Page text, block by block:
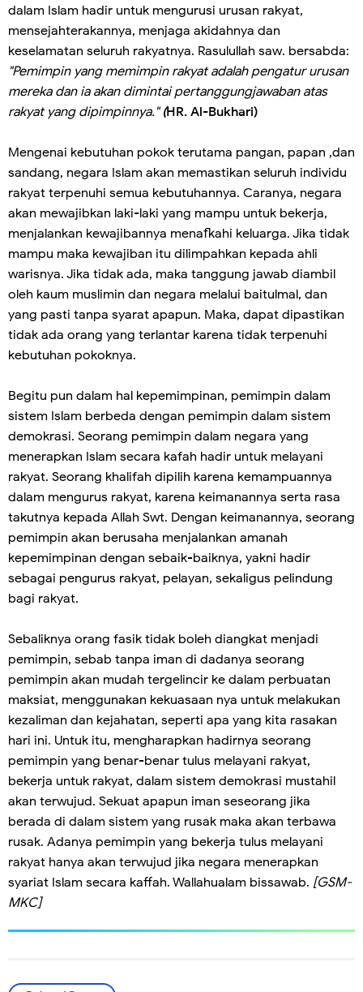
dalam Islam hadir untuk mengurusi urusan rakyat,
mensejahterakannya, menjaga akidahnya dan
keselamatan seluruh rakyatnya. Rasulullah saw. bersabda:
"Pemimpin yang memimpin rakyat adalah pengatur urusan
mereka dan ia akan dimintai pertanggungjawaban atas
rakyat yang dipimpinnya."(HR. Al-Bukhari)
Mengenai kebutuhan pokok terutama pangan, papan ,dan
sandang, negara Islam akan memastikan seluruh individu
rakyat terpenuhi semua kebutuhannya. Caranya, negara
akan mewajibkan laki-laki yang mampu untuk bekerja,
menjalankan kewajibannya menafkahi keluarga. Jika tidak
mampu maka kewajiban itu dilimpahkan kepada ahli
warisnya. Jika tidak ada, maka tanggung jawab diambil
oleh kaum muslimin dan negara melalui baitulmal, dan
yang pasti tanpa syarat apapun. Maka, dapat dipastikan
tidak ada orang yang terlantar karena tidak terpenuhi
kebutuhan pokoknya.
Begitu pun dalam hal kepemimpinan, pemimpin dalam
sistem Islam berbeda dengan pemimpin dalam sistem
demokrasi. Seorang pemimpin dalam negara yang
menerapkan Islam secara kafah hadir untuk melayani
rakyat. Seorang khalifah dipilih karena kemampuannya
dalam mengurus rakyat, karena keimanannya serta rasa
takutnya kepada Allah Swt. Dengan keimanannya, seorang
pemimpin akan berusaha menjalankan amanah
kepemimpinan dengan sebaik-baiknya, yakni hadir
sebagai pengurus rakyat, pelayan, sekaligus pelindung
bagi rakyat.
Sebaliknya orang fasik tidak boleh diangkat menjadi
pemimpin, sebab tanpa iman di dadanya seorang
pemimpin akan mudah tergelincir ke dalam perbuatan
maksiat, menggunakan kekuasaan nya untuk melakukan
kezaliman dan kejahatan, seperti apa yang kita rasakan
hari ini. Untuk itu, mengharapkan hadirnya seorang
pemimpin yang benar-benar tulus melayani rakyat,
bekerja untuk rakyat, dalam sistem demokrasi mustahil
akan terwujud. Sekuat apapun iman seseorang jika
berada di dalam sistem yang rusak maka akan terbawa
rusak. Adanya pemimpin yang bekerja tulus melayani
rakyat hanya akan terwujud jika negara menerapkan
syariat Islam secara kaffah. Wallahualam bissawab. [GSM-
MKC]